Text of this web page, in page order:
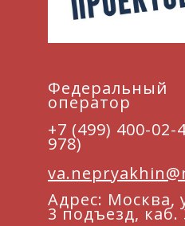
Федеральный
оператор
+7 (499) 400-02-
978)
Адрес: Москва,
3 подъезд, каб.